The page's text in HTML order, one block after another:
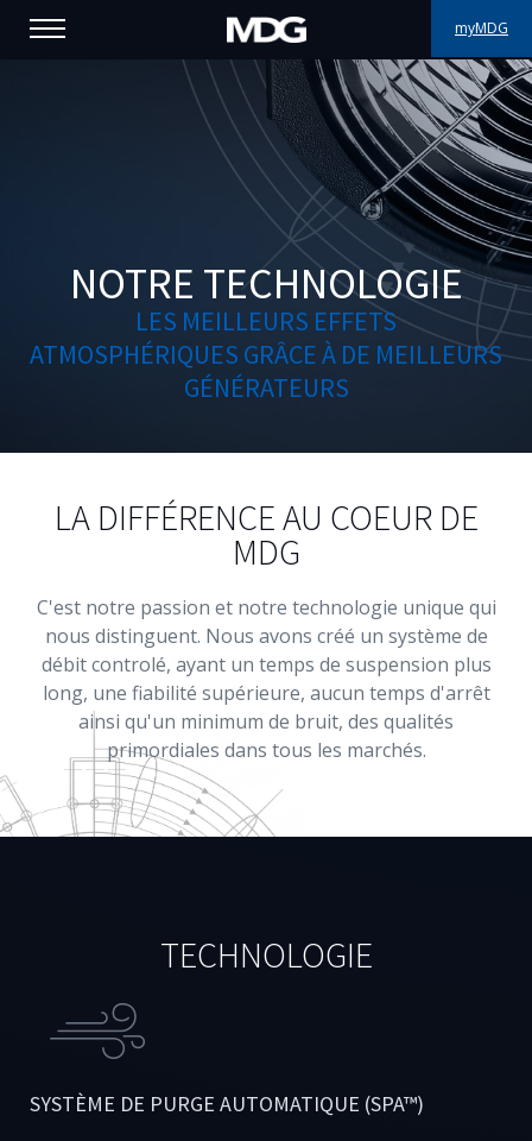
myMDG
À PROPOS
OÙ ACHETER
RENCONTREZ-NOUS
Contactez-nous
NOTRE TECHNOLOGIE
LES MEILLEURS EFFETS
ATMOSPHÉRIQUES GRÂCE À DE MEILLEURS
GÉNÉRATEURS
LA DIFFÉRENCE AU COEUR DE
MDG
C'est notre passion et notre technologie unique qui
nous distinguent. Nous avons créé un système de
débit controlé, ayant un temps de suspension plus
long, une fiabilité supérieure, aucun temps d'arrêt
ainsi qu'un minimum de bruit, des qualités
primordiales dans tous les marchés.
TECHNOLOGIE
SYSTÈME DE PURGE AUTOMATIQUE (SPA™)